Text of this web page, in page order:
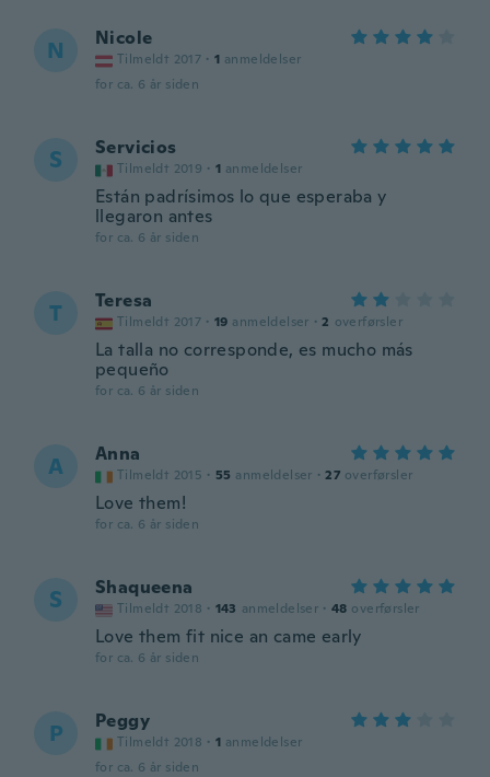
N Nicole
Tilmeldt 2017 · 1 anmeldelser
for ca. 6 år siden
S Servicios
Tilmeldt 2019 · 1 anmeldelser
Están padrísimos lo que esperaba y
llegaron antes
for ca. 6 år siden
T Teresa
Tilmeldt 2017 · 19 anmeldelser · 2 overførsler
La talla no corresponde, es mucho más
pequeño
for ca. 6 år siden
A Anna
Tilmeldt 2015 · 55 anmeldelser · 27 overførsler
Love them!
for ca. 6 år siden
S Shaqueena
Tilmeldt 2018 · 143 anmeldelser · 48 overførsler
Love them fit nice an came early
for ca. 6 år siden
P Peggy
Tilmeldt 2018 · 1 anmeldelser
for ca. 6 år siden